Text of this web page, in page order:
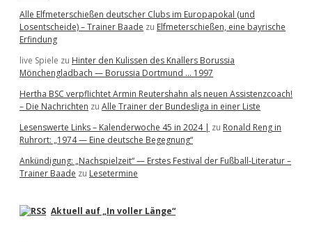
Alle Elfmeterschießen deutscher Clubs im Europapokal (und
Losentscheide) – Trainer Baade zu Elfmeterschießen, eine bayrische
Erfindung
live Spiele zu Hinter den Kulissen des Knallers Borussia
Mönchengladbach — Borussia Dortmund … 1997
Hertha BSC verpflichtet Armin Reutershahn als neuen Assistenzcoach!
– Die Nachrichten zu Alle Trainer der Bundesliga in einer Liste
Lesenswerte Links – Kalenderwoche 45 in 2024 | zu Ronald Reng in
Ruhrort: „1974 — Eine deutsche Begegnung“
Ankündigung: „Nachspielzeit“ — Erstes Festival der Fußball-Literatur –
Trainer Baade zu Lesetermine
Aktuell auf „In voller Länge“